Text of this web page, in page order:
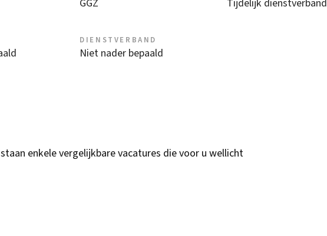
GGZ Tijdelijk dienstverband
DIENSTVERBAND
Niet nader bepaald
enkele vergelijkbare vacatures die voor u wellicht